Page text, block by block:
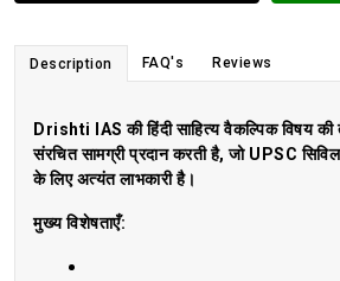
Description FAQ's Reviews
Drishti IAS की हिंदी साहित्य वैकल्पिक विषय की
संरचित सामग्री प्रदान करती है, जो UPSC सिविल
के लिए अत्यंत लाभकारी है।
मुख्य विशेषताएँ: